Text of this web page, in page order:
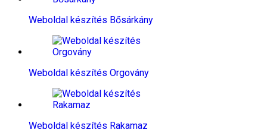
Weboldal készítés​ Bősárkány
Weboldal készítés​ Orgovány
Weboldal készítés​ Rakamaz